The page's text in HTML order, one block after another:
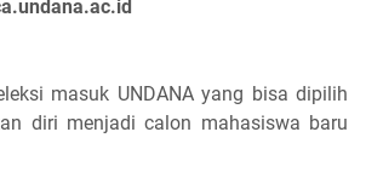
masuk UNDANA yang bisa dipilih
diri menjadi calon mahasiswa baru